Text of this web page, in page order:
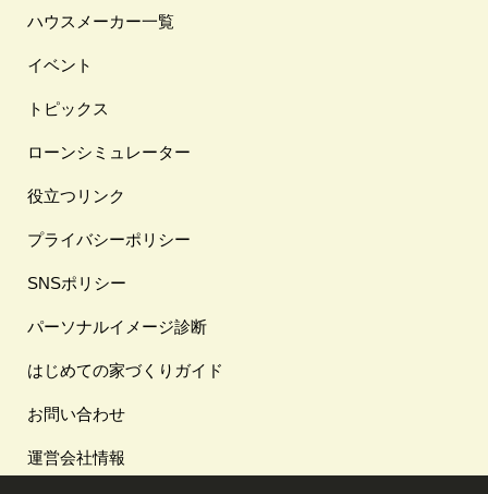
ハウスメーカー一覧
イベント
トピックス
ローンシミュレーター
役立つリンク
プライバシーポリシー
SNSポリシー
パーソナルイメージ診断
はじめての家づくりガイド
お問い合わせ
運営会社情報